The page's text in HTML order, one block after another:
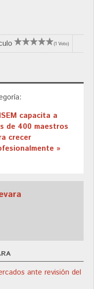
(1 Voto)
capacita a
de 400 maestros
crecer
»
ante revisión del